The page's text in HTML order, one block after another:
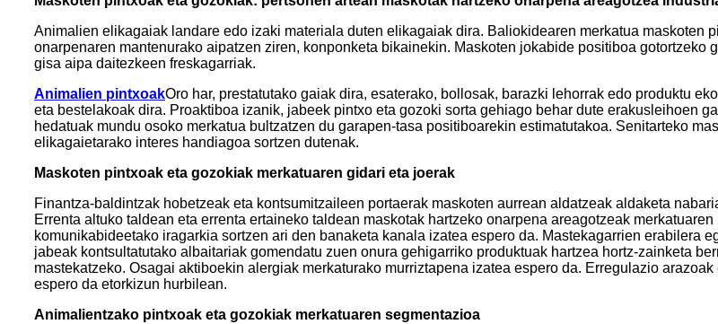
Animalien elikagaiak landare edo izaki materiala duten elikagaiak dira. Baliokidearen merkatua maskoten
onarpenaren mantenurako aipatzen ziren, konponketa bikainekin. Maskoten jokabide positiboa
gisa aipa daitezkeen freskagarriak.
Animalien pintxoakOro har, prestatutako gaiak dira, esaterako, bollosak, barazki lehorrak edo produktu
eta bestelakoak dira. Proaktiboa izanik, jabeek pintxo eta gozoki sorta gehiago behar dute erakusleihoen
hedatuak mundu osoko merkatua bultzatzen du garapen-tasa positiboarekin estimatutakoa. Senitarteko
elikagaietarako interes handiagoa sortzen dutenak.
Maskoten pintxoak eta gozokiak merkatuaren gidari eta joerak
Finantza-baldintzak hobetzeak eta kontsumitzaileen portaerak maskoten aurrean aldatzeak aldaketa
Errenta altuko taldean eta errenta ertaineko taldean maskotak hartzeko onarpena areagotzeak
komunikabideetako iragarkia sortzen ari den banaketa kanala izatea espero da. Mastekagarrien erabilera
jabeak kontsultatutako albaitariak gomendatu zuen onura gehigarriko produktuak hartzea hortz-zainketa
mastekatzeko. Osagai aktiboekin alergiak merkaturako murriztapena izatea espero da. Erregulazio
espero da etorkizun hurbilean.
Animalientzako pintxoak eta gozokiak merkatuaren segmentazioa